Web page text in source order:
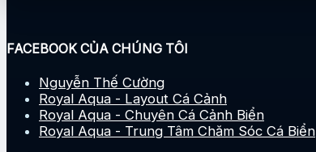
FACEBOOK CỦA CHÚNG TÔI
Nguyễn Thế Cường
Royal Aqua - Layout Cá Cảnh
Royal Aqua - Chuyên Cá Cảnh Biển
Royal Aqua - Trung Tâm Chăm Sóc Cá Biển